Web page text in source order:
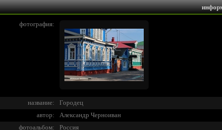
фотография:
название:
Городец
автор:
Александр Черноиван
фотоальбом:
Россия